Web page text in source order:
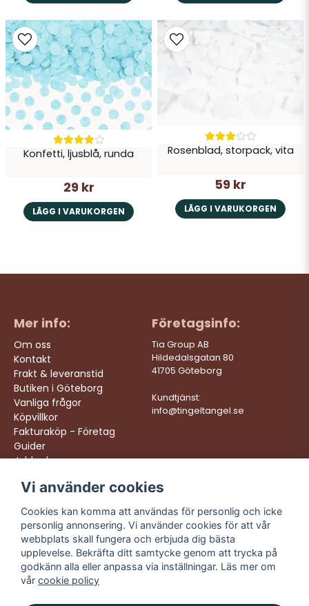
Konfetti, ljusblå, runda
29 kr
LÄGG I VARUKORGEN
Rosenblad, storpack, vita
59 kr
LÄGG I VARUKORGEN
Mer info:
Om oss
Kontakt
Frakt & leveranstid
Butiken i Göteborg
Vanliga frågor
Köpvillkor
Fakturaköp - Företag
Guider
Jobba hos oss
Företagsinfo:
Tia Group AB
Hildedalsgatan 80
41705 Göteborg
Kundtjänst:
info@tingeltangel.se
Följ oss:
Instagram
Facebook
TikTok
YouTube
Vi levererar:
Snabba leveranser
Trygga köp
Fri frakt över 499:-
Trevlig kundtjänst
Vi använder cookies
Cookies kan komma att användas för personlig och icke
personlig annonsering. Vi använder cookies för att vår
webbplats skall fungera och erbjuda dig bästa
upplevelse. Bekräfta ditt samtycke genom att trycka på
godkänn alla eller anpassa via inställningar. Läs mer om
vår cookie policy